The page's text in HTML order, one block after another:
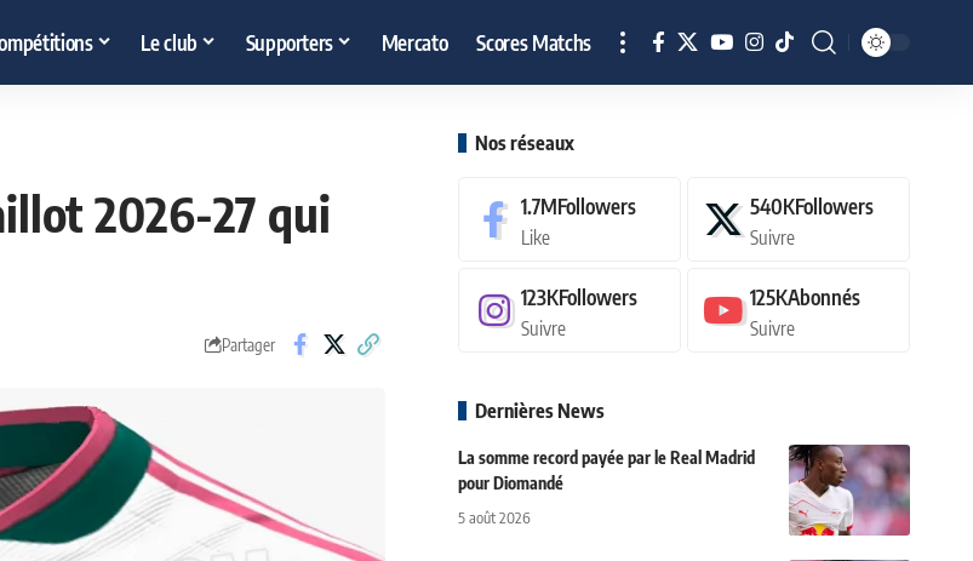
Le club Supporters Mercato Scores Matchs
2026-27 qui
Partager
Nos réseaux
1.7MFollowers
Like
540KFollowers
Suivre
123KFollowers
Suivre
125KAbonnés
Suivre
Dernières News
La somme record payée par le Real Madrid
pour Diomandé
5 août 2026